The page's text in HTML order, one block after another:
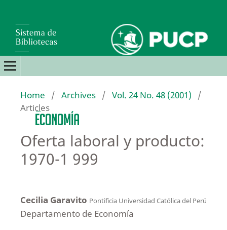
Home / Archives / Vol. 24 No. 48 (2001)
/
Articles
Oferta laboral y producto:
1970-1 999
Cecilia Garavito Pontificia Universidad Católica del Perú
Departamento de Economía